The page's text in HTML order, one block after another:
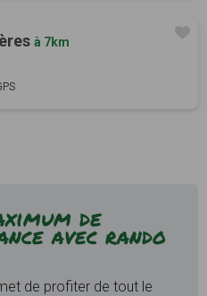
à 7km
de
avec rando
de profiter de tout le